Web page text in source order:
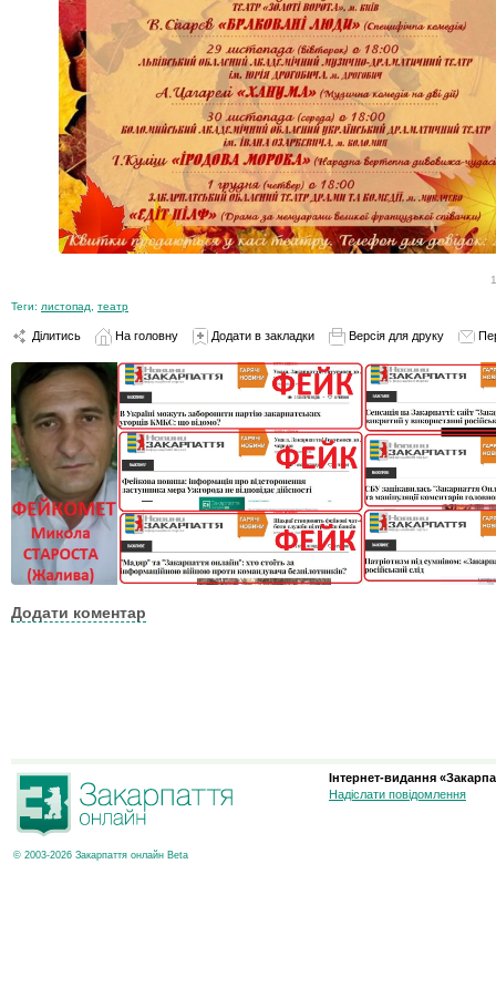
Теги: листопад театр
Ділитись На головну Додати в закладки Версія для друку
Додати коментар
© 2003-2026 Закарпаття онлайн Beta
Інтернет-видання
Надіслати повідомлення